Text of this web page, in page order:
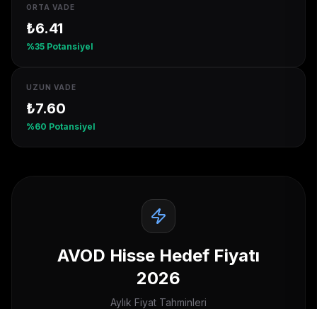
ORTA VADE
₺6.41
%35 Potansiyel
UZUN VADE
₺7.60
%60 Potansiyel
AVOD Hisse Hedef Fiyatı
2026
Aylık Fiyat Tahminleri